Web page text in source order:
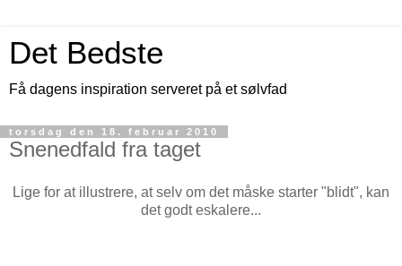
Det Bedste
Få dagens inspiration serveret på et sølvfad
torsdag den 18. februar 2010
Snenedfald fra taget
Lige for at illustrere, at selv om det måske starter "blidt", kan
det godt eskalere...